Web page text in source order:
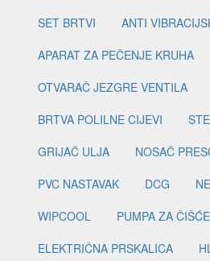
SET BRTVI
ANTI
APARAT ZA PEČENJE KRUHA
OTVARAČ JEZGRE VENTILA
BRTVA POLILNE CIJEVI
GRIJAČ ULJA
NOSAČ
PVC NASTAVAK
DCG
WIPCOOL
PUMPA ZA
ELEKTRIČNA PRSKALICA